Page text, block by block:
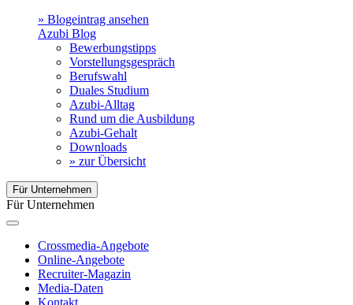
» Blogeintrag ansehen
Azubi Blog
Bewerbungstipps
Vorstellungsgespräch
Berufswahl
Duales Studium
Azubi-Alltag
Rund um die Ausbildung
Azubi-Gehalt
Downloads
» zur Übersicht
Für Unternehmen
Für Unternehmen
Crossmedia-Angebote
Online-Angebote
Recruiter-Magazin
Media-Daten
Kontakt